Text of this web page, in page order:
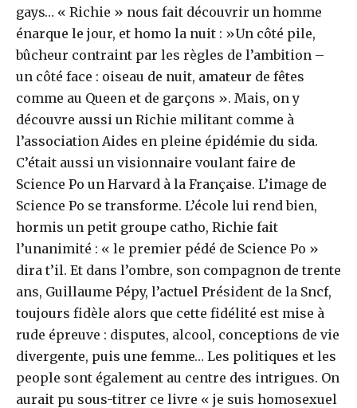
gays… « Richie » nous fait découvrir un homme
énarque le jour, et homo la nuit : »Un côté pile,
bûcheur contraint par les règles de l’ambition –
un côté face : oiseau de nuit, amateur de fêtes
comme au Queen et de garçons ». Mais, on y
découvre aussi un Richie militant comme à
l’association Aides en pleine épidémie du sida.
C’était aussi un visionnaire voulant faire de
Science Po un Harvard à la Française. L’image de
Science Po se transforme. L’école lui rend bien,
hormis un petit groupe catho, Richie fait
l’unanimité : « le premier pédé de Science Po »
dira t’il. Et dans l’ombre, son compagnon de trente
ans, Guillaume Pépy, l’actuel Président de la Sncf,
toujours fidèle alors que cette fidélité est mise à
rude épreuve : disputes, alcool, conceptions de vie
divergente, puis une femme… Les politiques et les
people sont également au centre des intrigues. On
aurait pu sous-titrer ce livre « je suis homosexuel